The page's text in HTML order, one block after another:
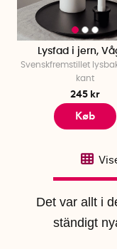
Lysfad i jern,
Svenskfremstillet
kant
245 kr
Køb
Det var allt i
ständigt